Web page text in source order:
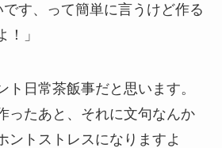
です、って簡単に言うけど作る
」
ト日常茶飯事だと思います。
ったあと、それに文句なんか
ントストレスになりますよ